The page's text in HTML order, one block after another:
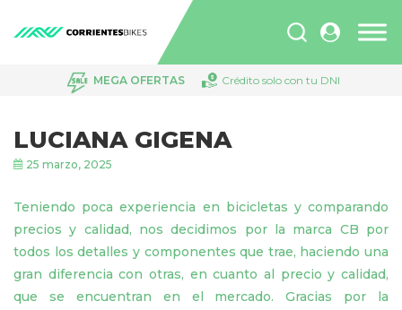
Búsqueda
de
MEGA OFERTAS Crédito solo con tu DNI
LUCIANA GIGENA
25 marzo, 2025
Teniendo poca experiencia en bicicletas y comparando
precios y calidad, nos decidimos por la marca CB por
todos los detalles y componentes que trae, haciendo una
gran diferencia con otras, en cuanto al precio y calidad,
que se encuentran en el mercado. Gracias por la